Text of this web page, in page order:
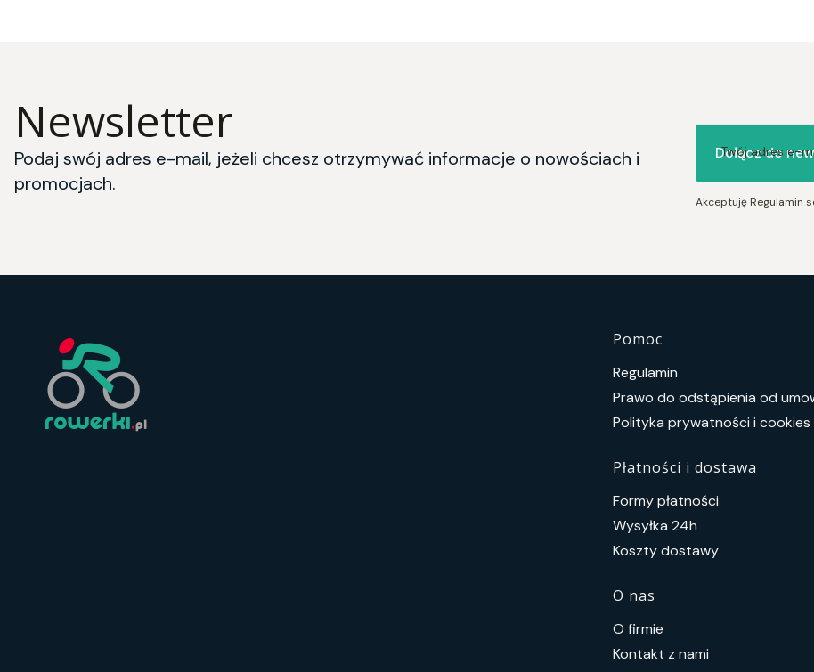
Newsletter
Podaj swój adres e-mail, jeżeli chcesz otrzymywać informacje o nowościach i
promocjach.
Twój adres e-
Dołącz do
Akceptuję Regulamin
Linki w
Pomoc
Regulamin
Prawo do odstąpienia od
Polityka prywatności i cookies
Płatności i dostawa
Formy płatności
Wysyłka 24h
Koszty dostawy
O nas
O firmie
Kontakt z nami